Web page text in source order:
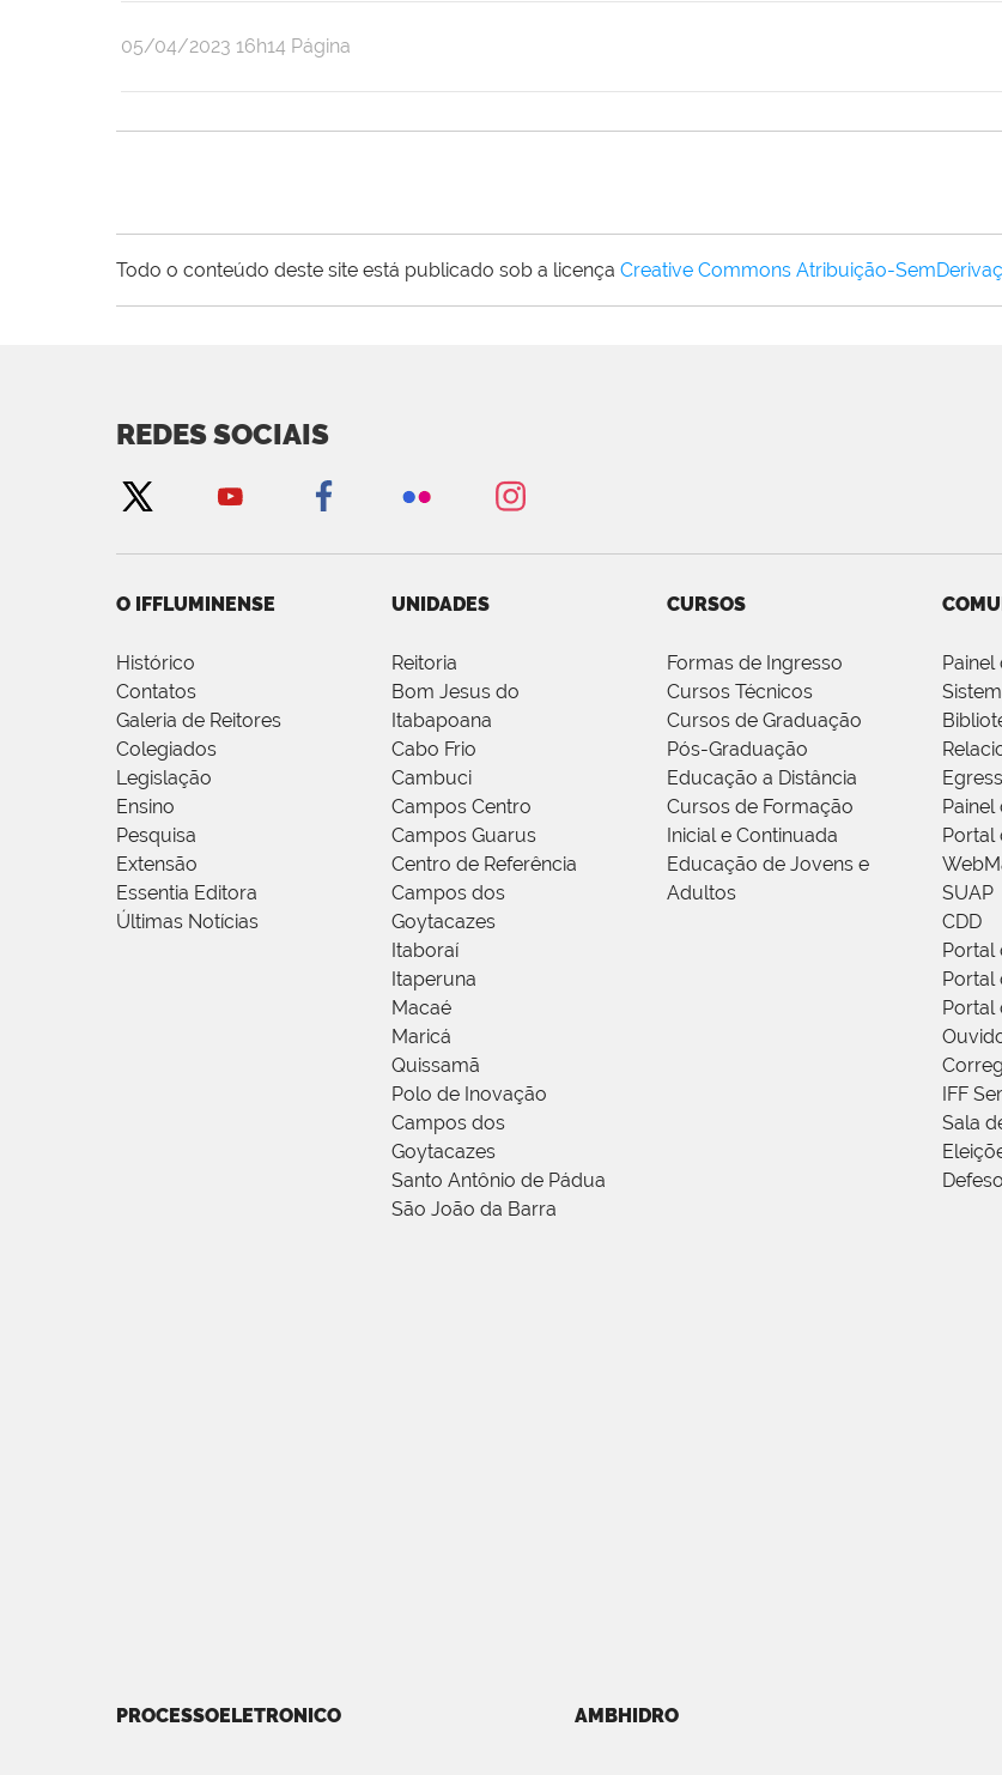
por
da
publicado
05/04/2023 16h14 Página
Todo o conteúdo deste site está publicado sob a licença Creative Commons Atribuição-
REDES SOCIAIS
O IFFLUMINENSE
Histórico
Contatos
Galeria de Reitores
Colegiados
Legislação
Ensino
Pesquisa
Extensão
Essentia Editora
Últimas Notícias
UNIDADES
Reitoria
Bom Jesus do
Itabapoana
Cabo Frio
Cambuci
Campos Centro
Campos Guarus
Centro de Referência
Campos dos
Goytacazes
Itaboraí
Itaperuna
Macaé
Maricá
Quissamã
Polo de Inovação
Campos dos
Goytacazes
Santo Antônio de Pádua
São João da Barra
CURSOS
Formas de Ingresso
Cursos Técnicos
Cursos de Graduação
Pós-Graduação
Educação a Distância
Cursos de Formação
Inicial e Continuada
Educação de Jovens e
Adultos
Portal
SUAP
CDD
Portal
Portal
Portal
IFF
Sala
PROCESSOELETRONICO AMBHIDRO